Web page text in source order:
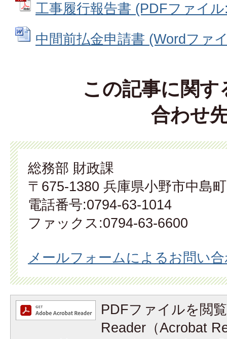
工事履行報告書 (PDFファイ
中間前払金申請書 (Wordファ
この記事に関す
合わせ
総務部 財政課
〒675-1380 兵庫県小野市中島
電話番号:0794-63-1014
ファックス:0794-63-6600
メールフォームによるお問い
PDFファイルを閲
Reader（Acrobat